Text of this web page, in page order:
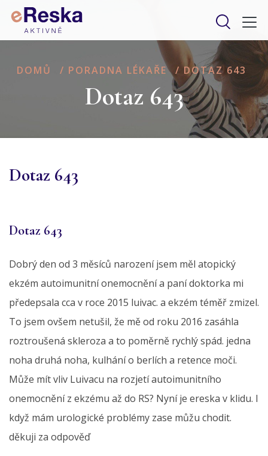
DOMŮ / PORADNA LÉKAŘE / DOTAZ 643
Dotaz 643
Dotaz 643
Dotaz 643
Dobrý den od 3 měsíců narození jsem měl atopický
ekzém autoimunitní onemocnění a paní doktorka mi
předepsala cca v roce 2015 luivac. a ekzém téměř zmizel.
To jsem ovšem netušil, že mě od roku 2016 zasáhla
roztroušená skleroza a to poměrně rychlý spád. jedna
noha druhá noha, kulhání o berlích a retence moči.
Může mít vliv Luivacu na rozjetí autoimunitního
onemocnění z ekzému až do RS? Nyní je ereska v klidu. I
když mám urologické problémy zase můžu chodit.
děkuji za odpověď